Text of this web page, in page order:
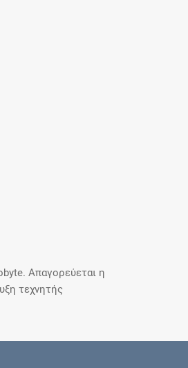
Απαγορεύεται η
τεχνητής